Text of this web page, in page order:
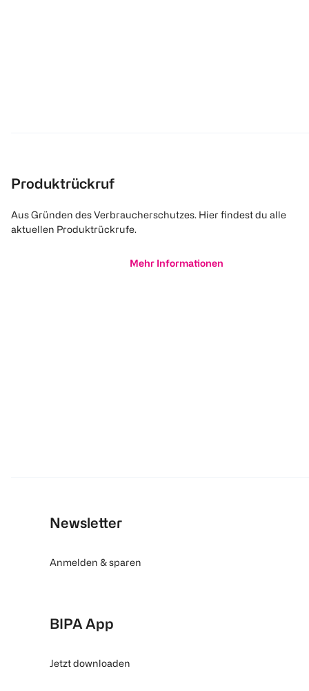
Produktrückruf
Aus Gründen des Verbraucherschutzes. Hier findest du alle
aktuellen Produktrückrufe.
Mehr Informationen
Newsletter
Anmelden & sparen
BIPA App
Jetzt downloaden